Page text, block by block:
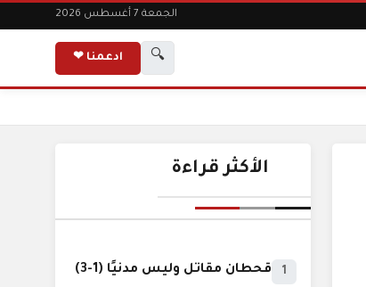
الجمعة 7 أغسطس 2026
🔍 ادعمنا ❤
الأكثر قراءة
1 قحطان مقاتل وليس مدنيًا (1-3)